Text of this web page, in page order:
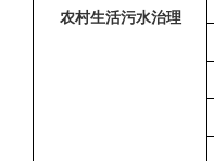
农村生活污水治理